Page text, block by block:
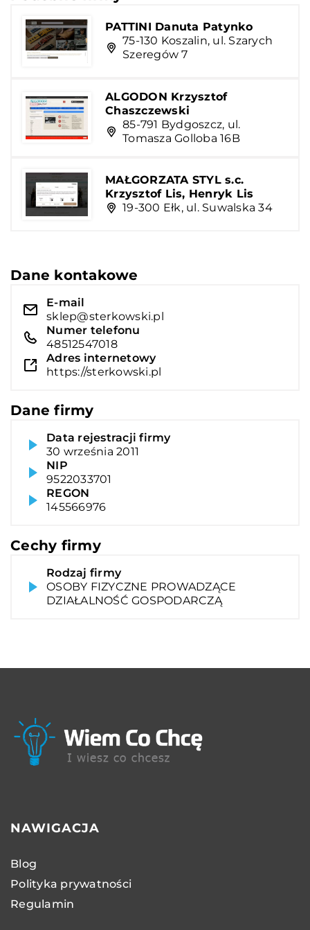
PATTINI Danuta Patynko
75-130 Koszalin, ul. Szarych
Szeregów 7
ALGODON Krzysztof
Chaszczewski
85-791 Bydgoszcz, ul.
Tomasza Golloba 16B
MAŁGORZATA STYL s.c.
Krzysztof Lis, Henryk Lis
19-300 Ełk, ul. Suwalska 34
Dane kontakowe
E-mail
sklep@sterkowski.pl
Numer telefonu
48512547018
Adres internetowy
https://sterkowski.pl
Dane firmy
Data rejestracji firmy
30 września 2011
NIP
9522033701
REGON
145566976
Cechy firmy
Rodzaj firmy
OSOBY FIZYCZNE PROWADZĄCE
DZIAŁALNOŚĆ GOSPODARCZĄ
NAWIGACJA
Blog
Polityka prywatności
Regulamin